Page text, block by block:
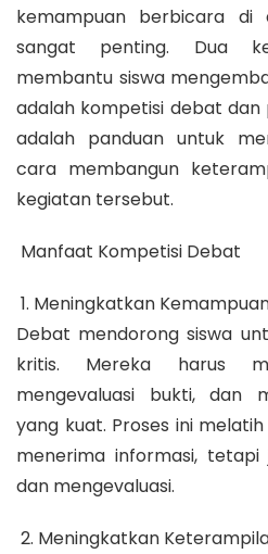
kemampuan berbicara di
sangat penting. Dua
membantu siswa
adalah kompetisi debat dan
adalah panduan untuk
cara membangun
kegiatan tersebut.
Manfaat Kompetisi Debat
1. Meningkatkan
Debat mendorong siswa
kritis. Mereka harus
mengevaluasi bukti, dan
yang kuat. Proses ini
menerima informasi,
dan mengevaluasi.
2. Meningkatkan